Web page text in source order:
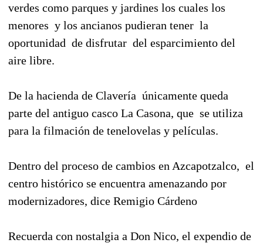
verdes como parques y jardines los cuales los
menores y los ancianos pudieran tener la
oportunidad de disfrutar del esparcimiento del
aire libre.
De la hacienda de Clavería únicamente queda
parte del antiguo casco La Casona, que se utiliza
para la filmación de tenelovelas y películas.
Dentro del proceso de cambios en Azcapotzalco, el
centro histórico se encuentra amenazando por
modernizadores, dice Remigio Cárdeno
Recuerda con nostalgia a Don Nico, el expendio de